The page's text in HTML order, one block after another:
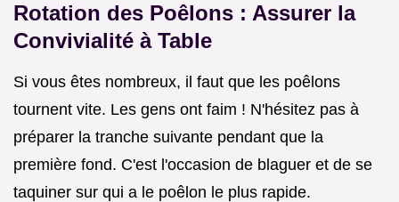
Rotation des Poêlons : Assurer la
Convivialité à Table
Si vous êtes nombreux, il faut que les poêlons
tournent vite. Les gens ont faim ! N'hésitez pas à
préparer la tranche suivante pendant que la
première fond. C'est l'occasion de blaguer et de se
taquiner sur qui a le poêlon le plus rapide.